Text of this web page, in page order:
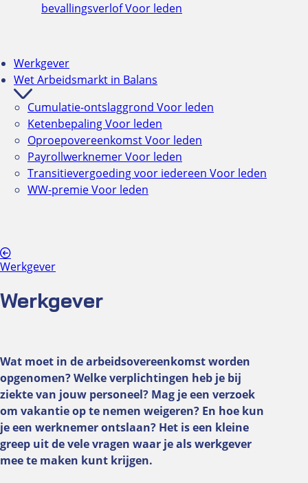
Werkgever
Werkgever
Wat moet in de arbeidsovereenkomst worden
opgenomen? Welke verplichtingen heb je bij
ziekte van jouw personeel? Mag je een verzoek
om vakantie op te nemen weigeren? En hoe kun
je een werknemer ontslaan? Het is een kleine
greep uit de vele vragen waar je als werkgever
mee te maken kunt krijgen.
bevallingsverlofVoor leden
Werkgever
Wet Arbeidsmarkt in Balans
Cumulatie-ontslaggrond Voor leden
KetenbepalingVoor leden
OproepovereenkomstVoor leden
PayrollwerknemerVoor leden
Transitievergoeding voor iedereen Voor leden
WW-premieVoor leden